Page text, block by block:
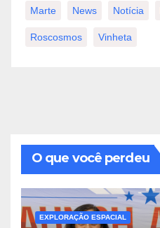
Marte News Notícia
Roscosmos Vinheta
O que você perdeu
EXPLORAÇÃO ESPACIAL